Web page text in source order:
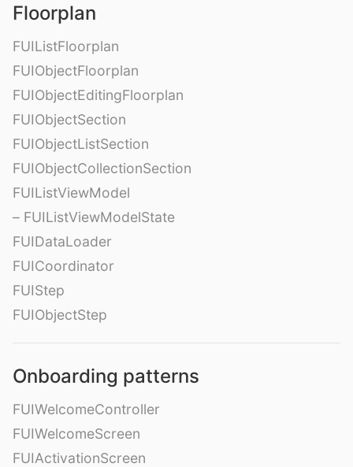
Floorplan
FUIListFloorplan
FUIObjectFloorplan
FUIObjectEditingFloorplan
FUIObjectSection
FUIObjectListSection
FUIObjectCollectionSection
FUIListViewModel
– FUIListViewModelState
FUIDataLoader
FUICoordinator
FUIStep
FUIObjectStep
Onboarding patterns
FUIWelcomeController
FUIWelcomeScreen
FUIActivationScreen